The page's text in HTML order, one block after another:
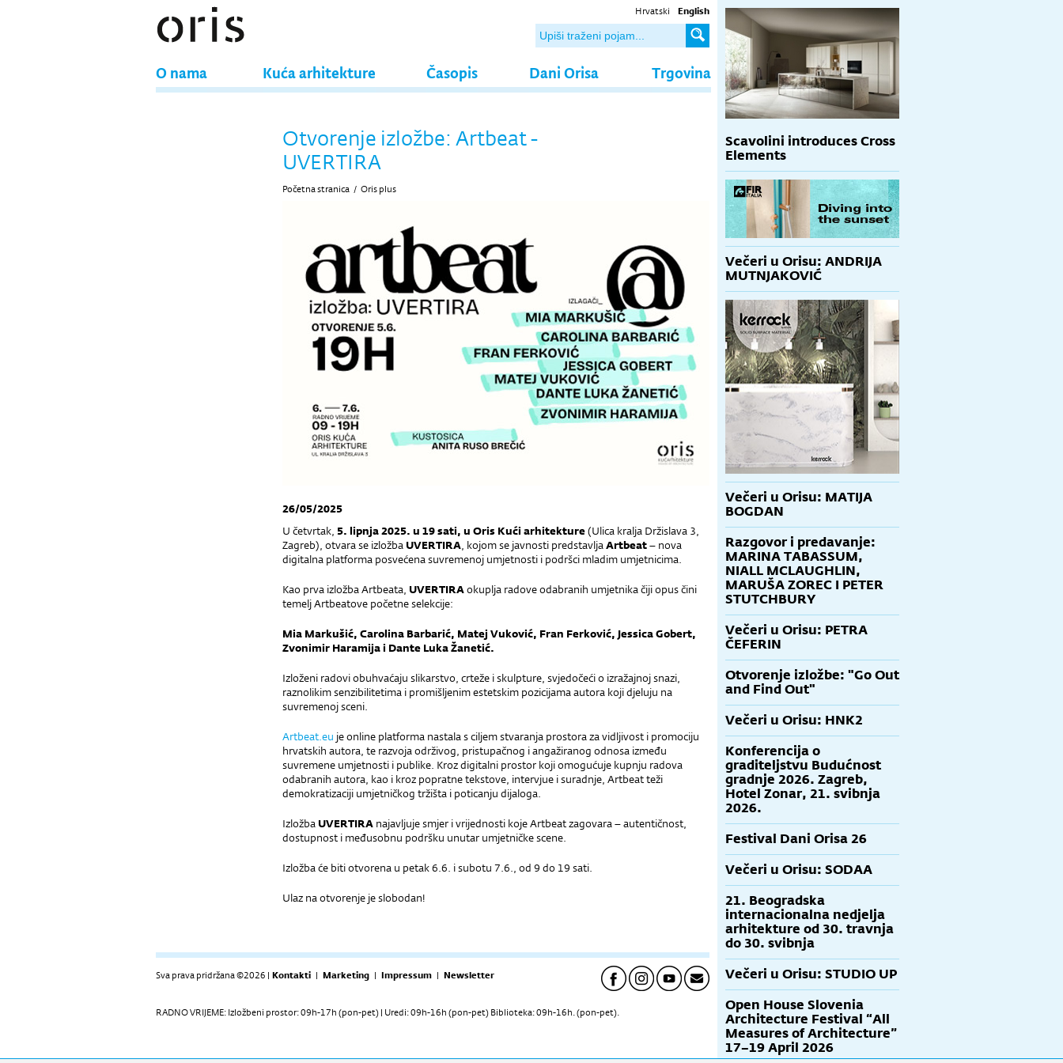
Hrvatski English
O nama Kuća arhitekture Časopis Dani Orisa Trgovina
Otvorenje izložbe: Artbeat -
UVERTIRA
Početna stranica / Oris plus
26/05/2025
U četvrtak, 5. lipnja 2025. u 19 sati, u Oris Kući arhitekture(Ulica kralja Držislava 3,
Zagreb), otvara se izložba UVERTIRA, kojom se javnosti predstavljaArtbeat– nova
digitalna platforma posvećena suvremenoj umjetnosti i podršci mladim umjetnicima.
Kao prva izložba Artbeata, UVERTIRAokuplja radove odabranih umjetnika čiji opus čini
temelj Artbeatove početne selekcije:
Mia Markušić, Carolina Barbarić, Matej Vuković, Fran Ferković, Jessica Gobert,
Zvonimir Haramija i Dante Luka Žanetić.
Izloženi radovi obuhvaćaju slikarstvo, crteže i skulpture, svjedočeći o izražajnoj snazi,
raznolikim senzibilitetima i promišljenim estetskim pozicijama autora koji djeluju na
suvremenoj sceni.
Artbeat.eu je online platforma nastala s ciljem stvaranja prostora za vidljivost i promociju
hrvatskih autora, te razvoja održivog, pristupačnog i angažiranog odnosa između
suvremene umjetnosti i publike. Kroz digitalni prostor koji omogućuje kupnju radova
odabranih autora, kao i kroz popratne tekstove, intervjue i suradnje, Artbeat teži
demokratizaciji umjetničkog tržišta i poticanju dijaloga.
Izložba UVERTIRA najavljuje smjer i vrijednosti koje Artbeat zagovara – autentičnost,
dostupnost i međusobnu podršku unutar umjetničke scene.
Izložba će biti otvorena u petak 6.6. i subotu 7.6., od 9 do 19 sati.
Ulaz na otvorenje je slobodan!
Sva prava pridržana ©2026 | Kontakti | Marketing | Impressum | Newsletter
RADNO VRIJEME: Izložbeni prostor: 09h-17h (pon-pet) | Uredi: 09h-16h (pon-pet) Biblioteka: 09h-16h. (pon-pet).
Scavolini introduces Cross
Elements
Večeri u Orisu: ANDRIJA
MUTNJAKOVIĆ
Večeri u Orisu: MATIJA
BOGDAN
Razgovor i predavanje:
MARINA TABASSUM,
NIALL MCLAUGHLIN,
MARUŠA ZOREC I PETER
STUTCHBURY
Večeri u Orisu: PETRA
ČEFERIN
Otvorenje izložbe: "Go Out
and Find Out"
Večeri u Orisu: HNK2
Konferencija o
graditeljstvu Budućnost
gradnje 2026. Zagreb,
Hotel Zonar, 21. svibnja
2026.
Festival Dani Orisa 26
Večeri u Orisu: SODAA
21. Beogradska
internacionalna nedjelja
arhitekture od 30. travnja
do 30. svibnja
Večeri u Orisu: STUDIO UP
Open House Slovenia
Architecture Festival “All
Measures of Architecture”
17–19 April 2026